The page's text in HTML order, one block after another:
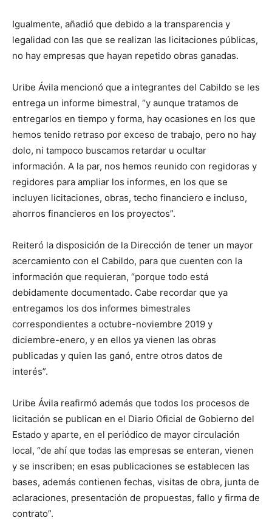
Igualmente, añadió que debido a la transparencia y
legalidad con las que se realizan las licitaciones públicas,
no hay empresas que hayan repetido obras ganadas.
Uribe Ávila mencionó que a integrantes del Cabildo se les
entrega un informe bimestral, “y aunque tratamos de
entregarlos en tiempo y forma, hay ocasiones en los que
hemos tenido retraso por exceso de trabajo, pero no hay
dolo, ni tampoco buscamos retardar u ocultar
información. A la par, nos hemos reunido con regidoras y
regidores para ampliar los informes, en los que se
incluyen licitaciones, obras, techo financiero e incluso,
ahorros financieros en los proyectos”.
Reiteró la disposición de la Dirección de tener un mayor
acercamiento con el Cabildo, para que cuenten con la
información que requieran, “porque todo está
debidamente documentado. Cabe recordar que ya
entregamos los dos informes bimestrales
correspondientes a octubre-noviembre 2019 y
diciembre-enero, y en ellos ya vienen las obras
publicadas y quien las ganó, entre otros datos de
interés”.
Uribe Ávila reafirmó además que todos los procesos de
licitación se publican en el Diario Oficial de Gobierno del
Estado y aparte, en el periódico de mayor circulación
local, “de ahí que todas las empresas se enteran, vienen
y se inscriben; en esas publicaciones se establecen las
bases, además contienen fechas, visitas de obra, junta de
aclaraciones, presentación de propuestas, fallo y firma de
contrato”.